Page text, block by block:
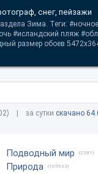
снег, пейзажи
Зима. Теги:
#исландский пляж
размер обоев
| за сутки скачано
Подводный мир (2281)
Природа (105933)